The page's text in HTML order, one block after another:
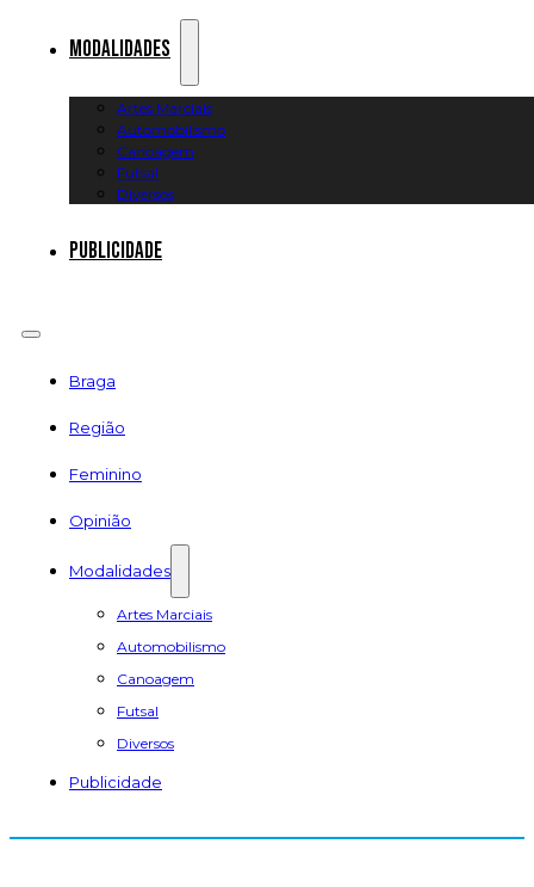
Modalidades
Artes Marciais
Automobilismo
Canoagem
Futsal
Diversos
Publicidade
Braga
Região
Feminino
Opinião
Modalidades
Artes Marciais
Automobilismo
Canoagem
Futsal
Diversos
Publicidade